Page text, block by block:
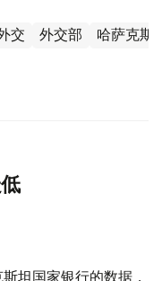
交 外交部 哈萨克斯
坦国家银行的数据，